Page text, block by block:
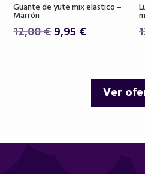
Guante de yute mix elastico –
Marrón
12,00€El
9,95 €El
es:
9,95 €.
Ver